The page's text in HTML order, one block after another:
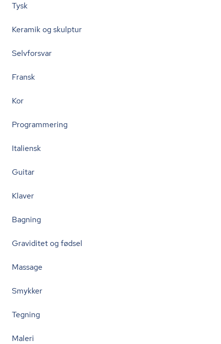
Tysk
Keramik og skulptur
Selvforsvar
Fransk
Kor
Programmering
Italiensk
Guitar
Klaver
Bagning
Graviditet og fødsel
Massage
Smykker
Tegning
Maleri